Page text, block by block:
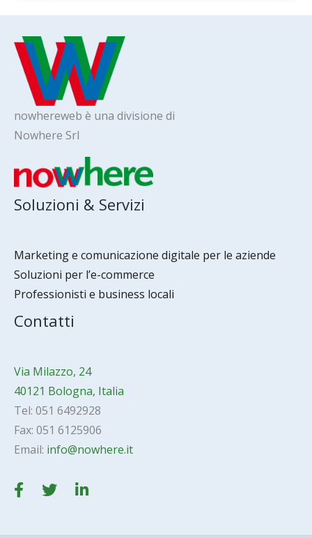
nowhereweb è una divisione di
Nowhere Srl
Soluzioni & Servizi
Marketing e comunicazione digitale per le aziende
Soluzioni per l’e-commerce
Professionisti e business locali
Contatti
Via Milazzo, 24
40121 Bologna, Italia
Tel: 051 6492928
Fax: 051 6125906
Email: info@nowhere.it